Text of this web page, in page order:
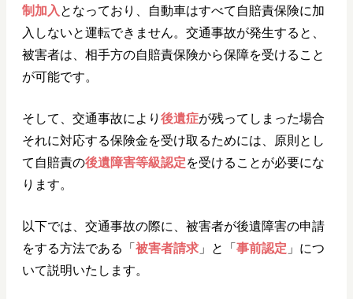
制加入 となっており、自動車はすべて自賠責保険に加
入しないと運転できません。交通事故が発生すると、
被害者は、相手方の自賠責保険から保障を受けること
が可能です。
そして、交通事故により 後遺症が残ってしまった場合
それに対応する保険金を受け取るためには、原則とし
て自賠責の後遺障害等級認定を受けることが必要にな
ります。
以下では、交通事故の際に、被害者が後遺障害の申請
をする方法である「 被害者請求 」と「 事前認定 」につ
いて説明いたします。